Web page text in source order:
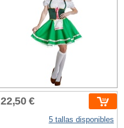
22,50 €
5 tallas disponibles